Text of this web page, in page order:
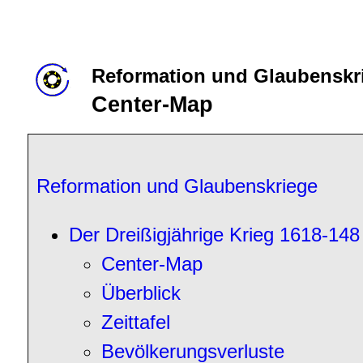
Reformation und
Center-Map
Reformation und Glaubenskriege
Der Dreißigjährige Krieg 1618-148
Center-Map
Überblick
Zeittafel
Bevölkerungsverluste